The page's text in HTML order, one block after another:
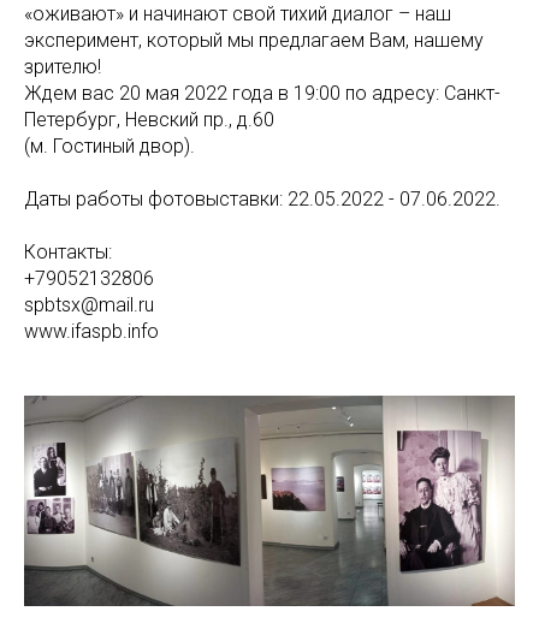
«оживают» и начинают свой тихий диалог – наш
эксперимент, который мы предлагаем Вам, нашему
зрителю!
Ждем вас 20 мая 2022 года в 19:00 по адресу: Санкт-
Петербург, Невский пр., д.60
(м. Гостиный двор).
Даты работы фотовыставки: 22.05.2022 - 07.06.2022.
Контакты:
+79052132806
spbtsx@mail.ru
www.ifaspb.info